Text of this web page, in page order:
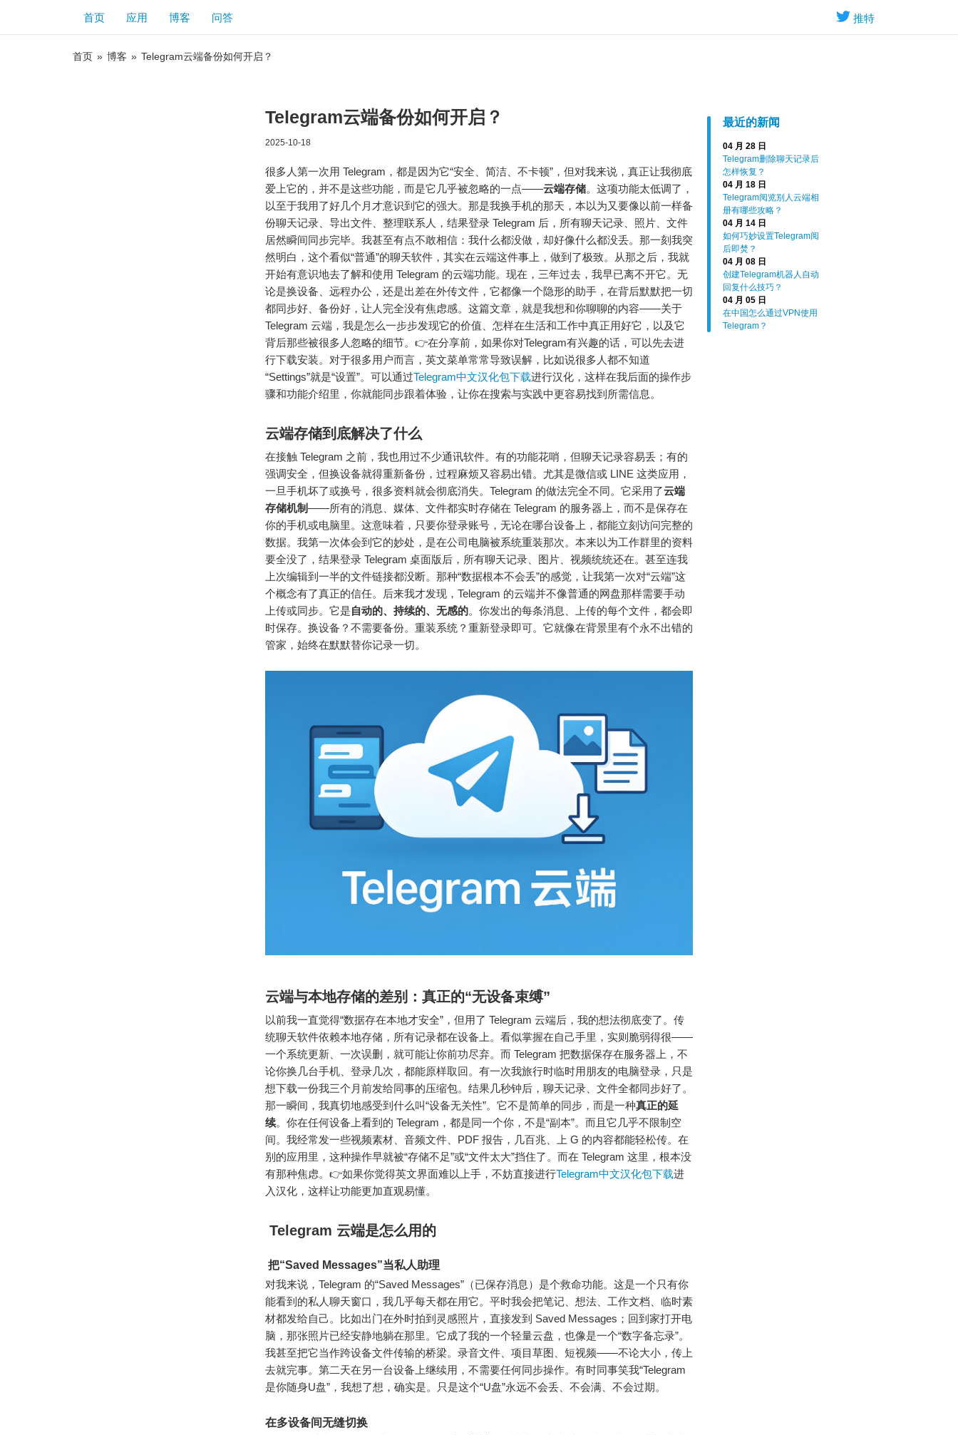
推特
首页 应用 博客 问答
首页 » 博客 » Telegram云端备份如何开启？
最近的新闻
04 月 28 日
Telegram删除聊天记录后
怎样恢复？
04 月 18 日
Telegram阅览别人云端相
册有哪些攻略？
04 月 14 日
如何巧妙设置Telegram阅
后即焚？
04 月 08 日
创建Telegram机器人自动
回复什么技巧？
04 月 05 日
在中国怎么通过VPN使用
Telegram？
Telegram云端备份如何开启？
2025-10-18
很多人第一次用 Telegram，都是因为它“安全、简洁、不卡顿”，但对我来说，真正让我彻底
爱上它的，并不是这些功能，而是它几乎被忽略的一点——云端存储。这项功能太低调了，
以至于我用了好几个月才意识到它的强大。那是我换手机的那天，本以为又要像以前一样备
份聊天记录、导出文件、整理联系人，结果登录 Telegram 后，所有聊天记录、照片、文件
居然瞬间同步完毕。我甚至有点不敢相信：我什么都没做，却好像什么都没丢。那一刻我突
然明白，这个看似“普通”的聊天软件，其实在云端这件事上，做到了极致。从那之后，我就
开始有意识地去了解和使用 Telegram 的云端功能。现在，三年过去，我早已离不开它。无
论是换设备、远程办公，还是出差在外传文件，它都像一个隐形的助手，在背后默默把一切
都同步好、备份好，让人完全没有焦虑感。这篇文章，就是我想和你聊聊的内容——关于
Telegram 云端，我是怎么一步步发现它的价值、怎样在生活和工作中真正用好它，以及它
背后那些被很多人忽略的细节。👉在分享前，如果你对Telegram有兴趣的话，可以先去进
行下载安装。对于很多用户而言，英文菜单常常导致误解，比如说很多人都不知道
“Settings”就是“设置”。可以通过Telegram中文汉化包下载进行汉化，这样在我后面的操作步
骤和功能介绍里，你就能同步跟着体验，让你在搜索与实践中更容易找到所需信息。
云端存储到底解决了什么
在接触 Telegram 之前，我也用过不少通讯软件。有的功能花哨，但聊天记录容易丢；有的
强调安全，但换设备就得重新备份，过程麻烦又容易出错。尤其是微信或 LINE 这类应用，
一旦手机坏了或换号，很多资料就会彻底消失。Telegram 的做法完全不同。它采用了云端
存储机制——所有的消息、媒体、文件都实时存储在 Telegram 的服务器上，而不是保存在
你的手机或电脑里。这意味着，只要你登录账号，无论在哪台设备上，都能立刻访问完整的
数据。我第一次体会到它的妙处，是在公司电脑被系统重装那次。本来以为工作群里的资料
要全没了，结果登录 Telegram 桌面版后，所有聊天记录、图片、视频统统还在。甚至连我
上次编辑到一半的文件链接都没断。那种“数据根本不会丢”的感觉，让我第一次对“云端”这
个概念有了真正的信任。后来我才发现，Telegram 的云端并不像普通的网盘那样需要手动
上传或同步。它是自动的、持续的、无感的。你发出的每条消息、上传的每个文件，都会即
时保存。换设备？不需要备份。重装系统？重新登录即可。它就像在背景里有个永不出错的
管家，始终在默默替你记录一切。
云端与本地存储的差别：真正的“无设备束缚”
以前我一直觉得“数据存在本地才安全”，但用了 Telegram 云端后，我的想法彻底变了。传
统聊天软件依赖本地存储，所有记录都在设备上。看似掌握在自己手里，实则脆弱得很——
一个系统更新、一次误删，就可能让你前功尽弃。而 Telegram 把数据保存在服务器上，不
论你换几台手机、登录几次，都能原样取回。有一次我旅行时临时用朋友的电脑登录，只是
想下载一份我三个月前发给同事的压缩包。结果几秒钟后，聊天记录、文件全都同步好了。
那一瞬间，我真切地感受到什么叫“设备无关性”。它不是简单的同步，而是一种真正的延
续。你在任何设备上看到的 Telegram，都是同一个你，不是“副本”。而且它几乎不限制空
间。我经常发一些视频素材、音频文件、PDF 报告，几百兆、上 G 的内容都能轻松传。在
别的应用里，这种操作早就被“存储不足”或“文件太大”挡住了。而在 Telegram 这里，根本没
有那种焦虑。👉如果你觉得英文界面难以上手，不妨直接进行Telegram中文汉化包下载进
入汉化，这样让功能更加直观易懂。
Telegram 云端是怎么用的
把“Saved Messages”当私人助理
对我来说，Telegram 的“Saved Messages”（已保存消息）是个救命功能。这是一个只有你
能看到的私人聊天窗口，我几乎每天都在用它。平时我会把笔记、想法、工作文档、临时素
材都发给自己。比如出门在外时拍到灵感照片，直接发到 Saved Messages；回到家打开电
脑，那张照片已经安静地躺在那里。它成了我的一个轻量云盘，也像是一个“数字备忘录”。
我甚至把它当作跨设备文件传输的桥梁。录音文件、项目草图、短视频——不论大小，传上
去就完事。第二天在另一台设备上继续用，不需要任何同步操作。有时同事笑我“Telegram
是你随身U盘”，我想了想，确实是。只是这个“U盘”永远不会丢、不会满、不会过期。
在多设备间无缝切换